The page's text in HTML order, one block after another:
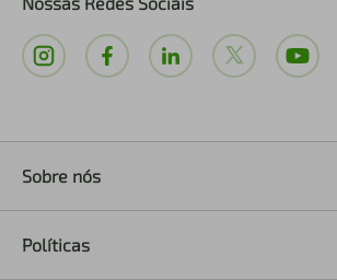
Sobre nós
Políticas